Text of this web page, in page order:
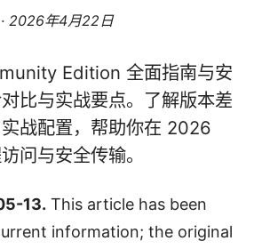
· 2026年4月22日
Edition 全面指南与安
比与实战要点。了解版本差
战配置，帮助你在 2026
问与安全传输。
13. This article has been
information; the original